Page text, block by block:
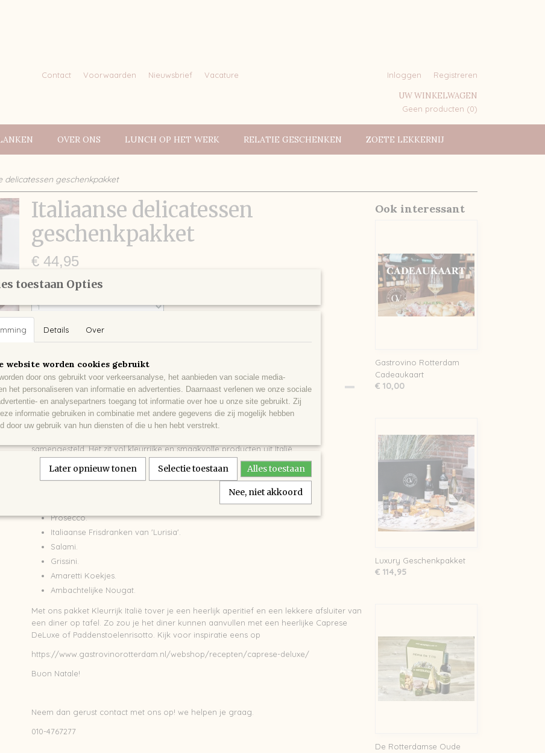
Contact Voorwaarden Nieuwsbrief Vacature Inloggen Registreren
UW WINKELWAGEN
Geen producten (0)
OVER ONS LUNCH OP HET WERK RELATIE GESCHENKEN ZOETE LEKKERNIJ
delicatessen geschenkpakket
Italiaanse delicatessen
geschenkpakket
€ 44,95
Aantal
Omschrijving
Geschenkpakket kleurrijk Italië
samengesteld. Het zit vol kleurrijke en smaakvolle producten uit Italië.
Prosecco.
Italiaanse Frisdranken van 'Lurisia'.
Salami.
Grissini.
Amaretti Koekjes.
Ambachtelijke Nougat.
Met ons pakket Kleurrijk Italië tover je een heerlijk aperitief en een lekkere afsluiter van
een diner op tafel. Zo zou je het diner kunnen aanvullen met een heerlijke Caprese
DeLuxe of Paddenstoelenrisotto. Kijk voor inspiratie eens op
https://www.gastrovinorotterdam.nl/webshop/recepten/caprese-deluxe/
Buon Natale!
Neem dan gerust contact met ons op! we helpen je graag.
010-4767277
Ook interessant
Gastrovino Rotterdam
Cadeaukaart
€ 10,00
Luxury Geschenkpakket
€ 114,95
De Rotterdamse Oude
toestaan Opties
Details Over
website worden cookies gebruikt
door ons gebruikt voor verkeersanalyse, het aanbieden van sociale media-
het personaliseren van informatie en advertenties. Daarnaast verlenen we onze sociale
en analysepartners toegang tot informatie over hoe u onze site gebruikt. Zij
informatie gebruiken in combinatie met andere gegevens die zij mogelijk hebben
door uw gebruik van hun diensten of die u hen hebt verstrekt.
Later opnieuw tonen Selectie toestaan Alles toestaan
Nee, niet akkoord